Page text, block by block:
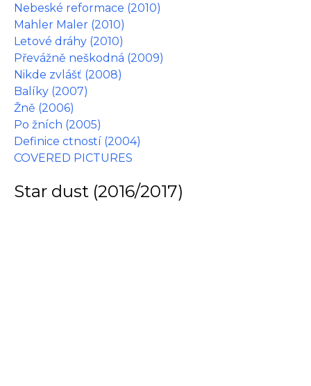
Nebeské reformace (2010)
Mahler Maler (2010)
Letové dráhy (2010)
Převážně neškodná (2009)
Nikde zvlášť (2008)
Balíky (2007)
Žně (2006)
Po žních (2005)
Definice ctností (2004)
COVERED PICTURES
Star dust (2016/2017)